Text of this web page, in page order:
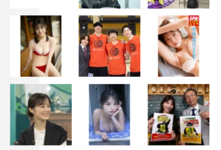
「ボム7月号」
特別定価：本体1,418円＋税（税込1,560円）
発売日：2026年6月9日（火）
判型：A4ワイド判
ボム編集部公式X：
https://x.com/idol_bomb
ボム公式webサイト『BOMBweb』：
https://bombweb.jp/
【購入はコチラ】
＜通常版＞
Amazon：https://amzn.to/4vyAdRF